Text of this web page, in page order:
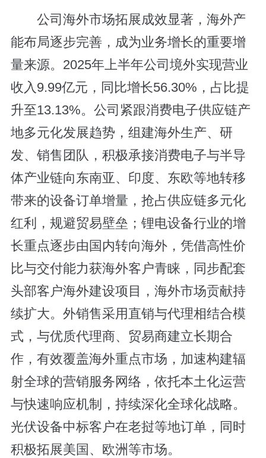
公司海外市场拓展成效显著，海外产
能布局逐步完善，成为业务增长的重要增
量来源。2025年上半年公司境外实现营业
收入9.99亿元，同比增长56.30%，占比提
升至13.13%。公司紧跟消费电子供应链产
地多元化发展趋势，组建海外生产、研
发、销售团队，积极承接消费电子与半导
体产业链向东南亚、印度、东欧等地转移
带来的设备订单增量，抢占供应链多元化
红利，规避贸易壁垒；锂电设备行业的增
长重点逐步由国内转向海外，凭借高性价
比与交付能力获海外客户青睐，同步配套
头部客户海外建设项目，海外市场贡献持
续扩大。外销售采用直销与代理相结合模
式，与优质代理商、贸易商建立长期合
作，有效覆盖海外重点市场，加速构建辐
射全球的营销服务网络，依托本土化运营
与快速响应机制，持续深化全球化战略。
光伏设备中标客户在老挝等地订单，同时
积极拓展美国、欧洲等市场。